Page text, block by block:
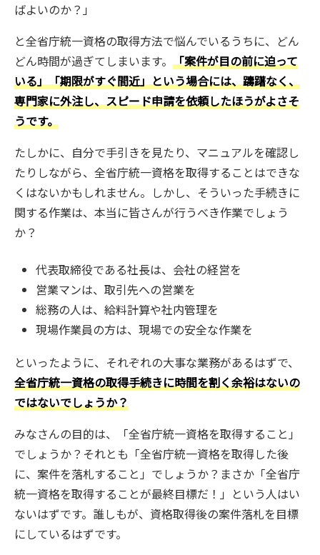
ばよいのか？」
と全省庁統一資格の取得方法で悩んでいるうちに、どん
どん時間が過ぎてしまいます。 「案件が目の前に迫って
いる」「期限がすぐ間近」という場合には、躊躇なく、
専門家に外注し、スピード申請を依頼したほうがよさそ
うです。
たしかに、自分で手引きを見たり、マニュアルを確認し
たりしながら、全省庁統一資格を取得することはできな
くはないかもしれません。しかし、そういった手続きに
関する作業は、本当に皆さんが行うべき作業でしょう
か？
代表取締役である社長は、会社の経営を
営業マンは、取引先への営業を
総務の人は、給料計算や社内管理を
現場作業員の方は、現場での安全な作業を
といったように、それぞれの大事な業務があるはずで、
全省庁統一資格の取得手続きに時間を割く余裕はないの
ではないでしょうか？
みなさんの目的は、「全省庁統一資格を取得すること」
でしょうか？それとも「全省庁統一資格を取得した後
に、案件を落札すること」でしょうか？まさか「全省庁
統一資格を取得することが最終目標だ！」という人はい
ないはずです。誰しもが、資格取得後の案件落札を目標
にしているはずです。